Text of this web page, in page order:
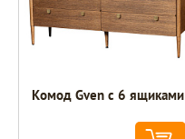
Комод Gven с 6 ящиками